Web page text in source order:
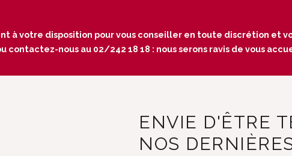
à votre disposition pour vous conseiller en toute discrétion et
contactez-nous au 02/242 18 18 : nous serons ravis de vous
ENVIE D'ÊTRE
NOS